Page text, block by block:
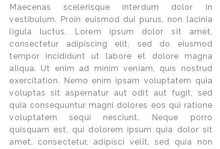
Maecenas scelerisque interdum dolor in
vestibulum. Proin euismod dui purus, non lacinia
ligula luctus. Lorem ipsum dolor sit amet,
consectetur adipiscing elit, sed do eiusmod
tempor incididunt ut labore et dolore magna
aliqua. Ut enim ad minim veniam, quis nostrud
exercitation. Nemo enim ipsam voluptatem quia
voluptas sit aspernatur aut odit aut fugit, sed
quia consequuntur magni dolores eos qui ratione
voluptatem sequi nesciunt. Neque porro
quisquam est, qui dolorem ipsum quia dolor sit
amet, consectetur, adipisci velit, sed quia non